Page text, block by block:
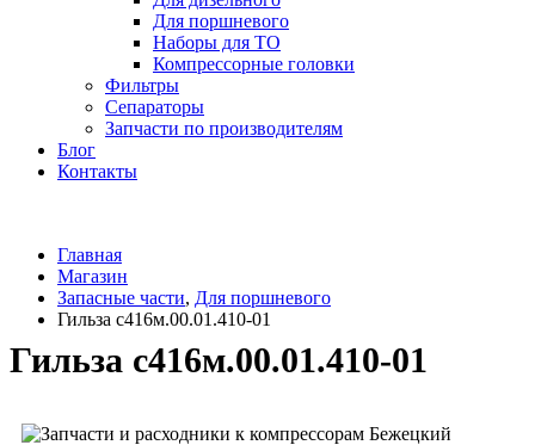
Для поршневого
Наборы для ТО
Компрессорные головки
Фильтры
Сепараторы
Запчасти по производителям
Блог
Контакты
Главная
Магазин
Запасные части, Для поршневого
Гильза с416м.00.01.410-01
Гильза с416м.00.01.410-01